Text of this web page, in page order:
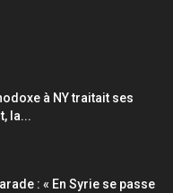
à NY traitait ses
la...
: « En Syrie se passe